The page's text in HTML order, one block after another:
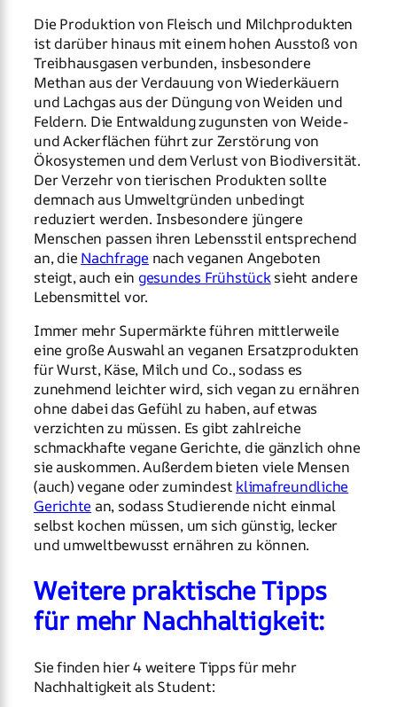
Die Produktion von Fleisch und Milchprodukten
ist darüber hinaus mit einem hohen Ausstoß von
Treibhausgasen verbunden, insbesondere
Methan aus der Verdauung von Wiederkäuern
und Lachgas aus der Düngung von Weiden und
Feldern. Die Entwaldung zugunsten von Weide-
und Ackerflächen führt zur Zerstörung von
Ökosystemen und dem Verlust von Biodiversität.
Der Verzehr von tierischen Produkten sollte
demnach aus Umweltgründen unbedingt
reduziert werden. Insbesondere jüngere
Menschen passen ihren Lebensstil entsprechend
an, die Nachfrage nach veganen Angeboten
steigt, auch ein gesundes Frühstücksieht andere
Lebensmittel vor.
Immer mehr Supermärkte führen mittlerweile
eine große Auswahl an veganen Ersatzprodukten
für Wurst, Käse, Milch und Co., sodass es
zunehmend leichter wird, sich vegan zu ernähren
ohne dabei das Gefühl zu haben, auf etwas
verzichten zu müssen. Es gibt zahlreiche
schmackhafte vegane Gerichte, die gänzlich ohne
sie auskommen. Außerdem bieten viele Mensen
(auch) vegane oder zumindest klimafreundliche
Gerichte an, sodass Studierende nicht einmal
selbst kochen müssen, um sich günstig, lecker
und umweltbewusst ernähren zu können.
Weitere praktische Tipps
für mehr Nachhaltigkeit:
Sie finden hier 4 weitere Tipps für mehr
Nachhaltigkeit als Student: